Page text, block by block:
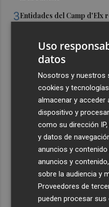
3Entidades del Camp d'Elx
El Ibex 35 sube un 2% la
conquistar los históricos
Valencia Basket abrirá la
ante Fenerbahce Opet
Uso
datos
Nosotros y nuestros
cookies y
almacenar y
dispositivo y
como su dirección
y datos de
anuncios y
anuncios y
sobre la audiencia y
Proveedores de
pueden procesar